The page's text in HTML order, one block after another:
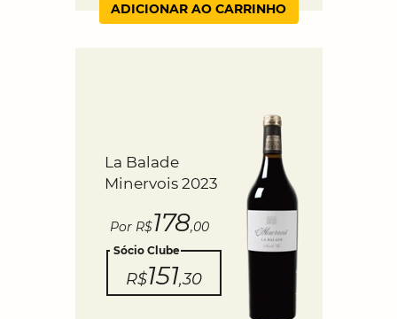
ADICIONAR AO CARRINHO
La Balade
Minervois 2023
Por R$178,00
Sócio Clube
R$151,30